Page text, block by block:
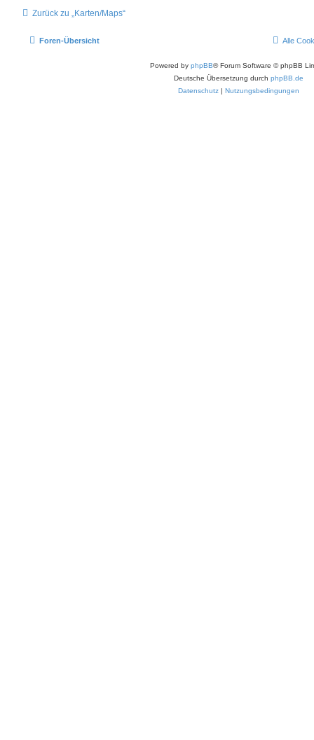
Zurück zu „Karten/Maps“
Foren-Übersicht Alle
Powered by phpBB® Forum Software © phpBB
Deutsche Übersetzung durch phpBB.de
Datenschutz
Nutzungsbedingungen